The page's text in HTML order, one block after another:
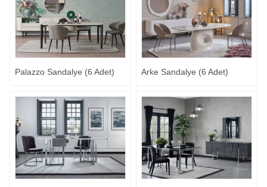
Palazzo Sandalye (6 Adet) Arke Sandalye (6 Adet)